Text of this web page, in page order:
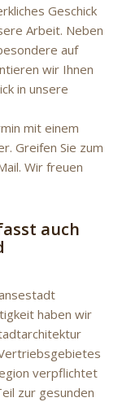
Geschick
Arbeit. Neben
auf
wir Ihnen
in unsere
mit einem
Greifen Sie zum
Wir freuen
auch
haben wir
verpflichtet
zur gesunden